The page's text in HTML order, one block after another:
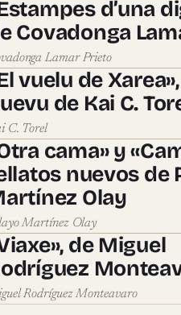
d’una
Covadonga
Lamar Prieto
vuelu de
de Kai C.
C. Torel
cama» y
nuevos de
Olay
Martínez Olay
de Miguel
Rodríguez Monteavaro